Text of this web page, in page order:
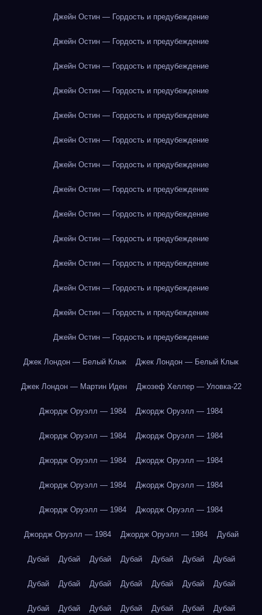
Джейн Остин — Гордость и предубеждение
Джейн Остин — Гордость и предубеждение
Джейн Остин — Гордость и предубеждение
Джейн Остин — Гордость и предубеждение
Джейн Остин — Гордость и предубеждение
Джейн Остин — Гордость и предубеждение
Джейн Остин — Гордость и предубеждение
Джейн Остин — Гордость и предубеждение
Джейн Остин — Гордость и предубеждение
Джейн Остин — Гордость и предубеждение
Джейн Остин — Гордость и предубеждение
Джейн Остин — Гордость и предубеждение
Джейн Остин — Гордость и предубеждение
Джейн Остин — Гордость и предубеждение
Джек Лондон — Белый Клык Джек Лондон — Белый Клык
Джек Лондон — Мартин Иден Джозеф Хеллер — Уловка-22
Джордж Оруэлл — 1984 Джордж Оруэлл — 1984
Джордж Оруэлл — 1984 Джордж Оруэлл — 1984
Джордж Оруэлл — 1984 Джордж Оруэлл — 1984
Джордж Оруэлл — 1984 Джордж Оруэлл — 1984
Джордж Оруэлл — 1984 Джордж Оруэлл — 1984
Джордж Оруэлл — 1984 Джордж Оруэлл — 1984 Дубай
Дубай Дубай Дубай Дубай Дубай Дубай Дубай
Дубай Дубай Дубай Дубай Дубай Дубай Дубай
Дубай Дубай Дубай Дубай Дубай Дубай Дубай